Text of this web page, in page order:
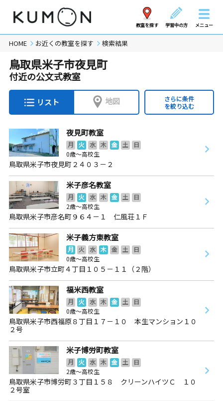
教室を探す 学習中の方 メニュー
HOME お近くの教室を探す 検索結果
鳥取県米子市夜見町
付近の公文式教室
リスト 地図
さらに条件
を絞り込む
夜見町教室
月 火 水 木 金 土
日
0歳～高校生
鳥取県米子市夜見町２４０３－２
米子彦名教室
月 火 水 木 金 土
日
2歳～高校生
鳥取県米子市彦名町９６４－１ 仁風荘１Ｆ
米子義方東教室
月 火 水 木 金 土
日
0歳～高校生
鳥取県米子市立町４丁目１０５－１１（２階）
福米西教室
月 火 水 木 金 土
日
0歳～高校生
鳥取県米子市西福原８丁目１７－１０ 本生マンション１０
２号
米子博労町教室
月 火 水 木 金 土
日
2歳～高校生
鳥取県米子市博労町３丁目１５８ クリーンハイツＣ １０
２号室